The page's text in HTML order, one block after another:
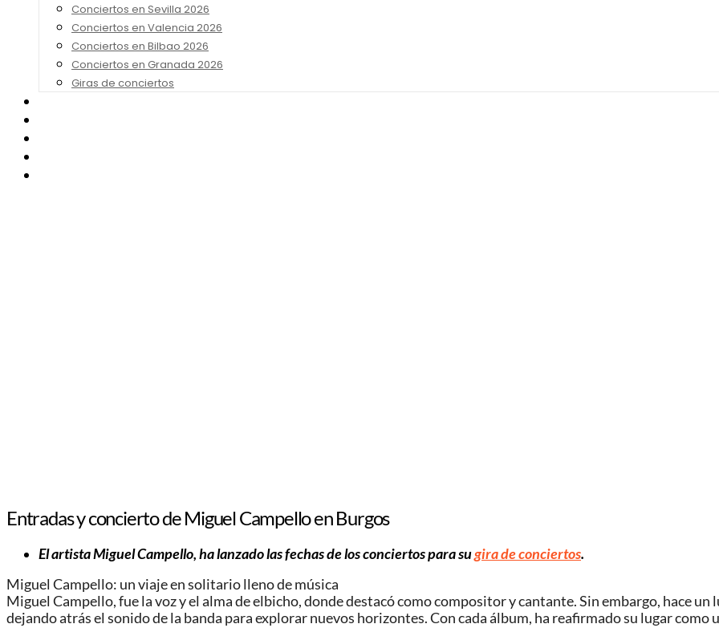
Conciertos en Sevilla 2026
Conciertos en Valencia 2026
Conciertos en Bilbao 2026
Conciertos en Granada 2026
Giras de conciertos
Entradas y concierto de Miguel Campello en Burgos
El artista Miguel Campello, ha lanzado las fechas de los conciertos para sugira de conciertos.
Miguel Campello: un viaje en solitario lleno de música
Miguel Campello, fue la voz y el alma de elbicho, donde destacó como compositor y cantante. Sin embargo, hace
dejando atrás el sonido de la banda para explorar nuevos horizontes. Con cada álbum, ha reafirmado su lugar como